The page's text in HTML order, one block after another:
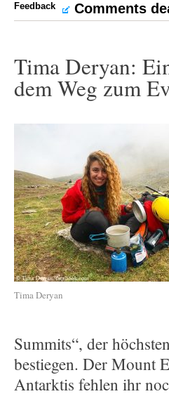
Feedback
Comments
Tima Deryan:
dem Weg zum
Tima Deryan
Summits“, der
bestiegen. Der Mount
Antarktis fehlen ihr